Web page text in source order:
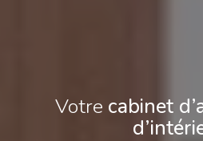
Votre cabinet